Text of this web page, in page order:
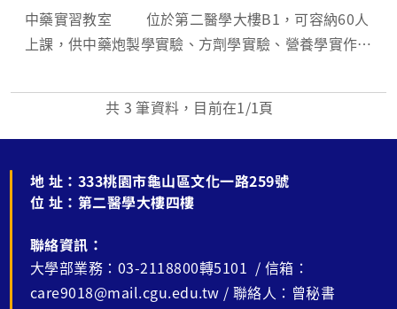
中藥實習教室 位於第二醫學大樓B1，可容納60人
上課，供中藥炮製學實驗、方劑學實驗、營養學實作、
二醫學大樓B1，可容納70人上課的階梯教室，備有中
藥原藥材及飲片標本，供中藥學相關課程使用，平時亦
可供一般課程上課...
共 3 筆資料，目前在1/1頁
地 址： 333桃園市龜山區文化一路259號
位 址： 第二醫學大樓四樓
聯絡資訊：
大學部業務：03-2118800轉5101 / 信箱：
care9018@mail.cgu.edu.tw / 聯絡人：曾秘書